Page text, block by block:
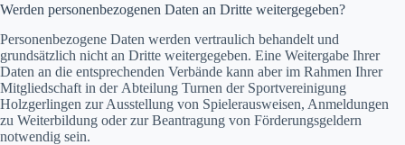
Werden personenbezogenen Daten an Dritte weitergegeben?
Personenbezogene Daten werden vertraulich behandelt und
grundsätzlich nicht an Dritte weitergegeben. Eine Weitergabe Ihrer
Daten an die entsprechenden Verbände kann aber im Rahmen Ihrer
Mitgliedschaft in der Abteilung Turnen der Sportvereinigung
Holzgerlingen zur Ausstellung von Spielerausweisen, Anmeldungen
zu Weiterbildung oder zur Beantragung von Förderungsgeldern
notwendig sein.